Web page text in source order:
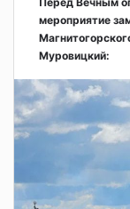
мероприятие
Муровицкий: